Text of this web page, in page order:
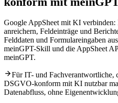
Google AppSheet mit KI verbinden:
anreichern, Feldeinträge und
Felddaten und Formulareingaben
meinGPT-Skill und die AppSheet
meinGPT.
Für IT- und Fachverantwortliche,
DSGVO-konform mit KI nutzbar
Datenabfluss, ohne